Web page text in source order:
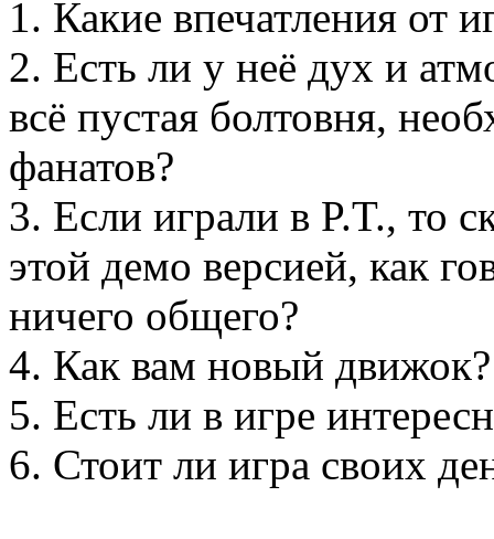
1. Какие впечатления от
2. Есть ли у неё дух и
всё пустая болтовня,
фанатов?
3. Если играли в P.T., то
этой демо версией, как
ничего общего?
4. Как вам новый движок?
5. Есть ли в игре
6. Стоит ли игра своих